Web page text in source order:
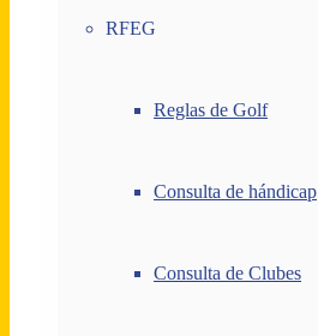
RFEG
Reglas de Golf
Consulta de hándicap
Consulta de Clubes